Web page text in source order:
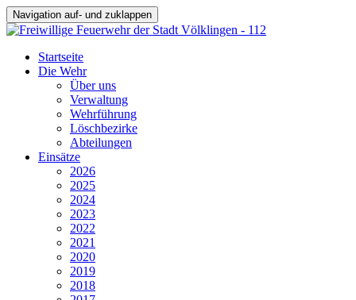
Navigation auf- und zuklappen
Startseite
Die Wehr
Über uns
Verwaltung
Wehrführung
Löschbezirke
Abteilungen
Einsätze
2026
2025
2024
2023
2022
2021
2020
2019
2018